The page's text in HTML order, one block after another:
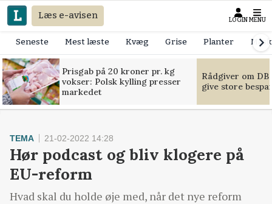
Læs e-avisen LOGIN MENU
Seneste Mest læste Kvæg Grise Planter
Prisgab på 20 kroner pr. kg
vokser: Polsk kylling presser
markedet
Rådgiver om
give store
TEMA 21-02-2022 14:28
Hør podcast og bliv klogere på
EU-reform
Hvad skal du holde øje med, når det nye reform